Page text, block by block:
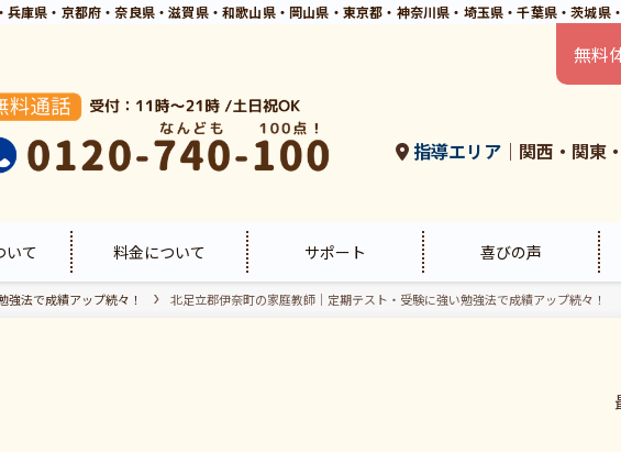
庫県・京都府・奈良県・滋賀県・和歌山県・岡山県・東京都・神奈川県・埼玉県・千葉県・茨城県
いて 料金について サポート 喜びの声
指導エリア｜関西・関東
無料
法で成績アップ続々！ 北足立郡伊奈町の家庭教師｜定期テスト・受験に強い勉強法で成績アップ続々！